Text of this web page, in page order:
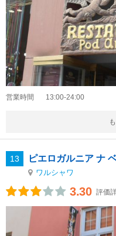
営業時間 13:00-24:00
13 ピエロガルニア ナ
ワルシャワ
3.30 評価